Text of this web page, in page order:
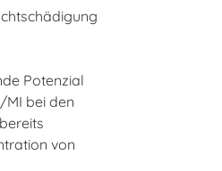
Potenzial
MI bei den
von